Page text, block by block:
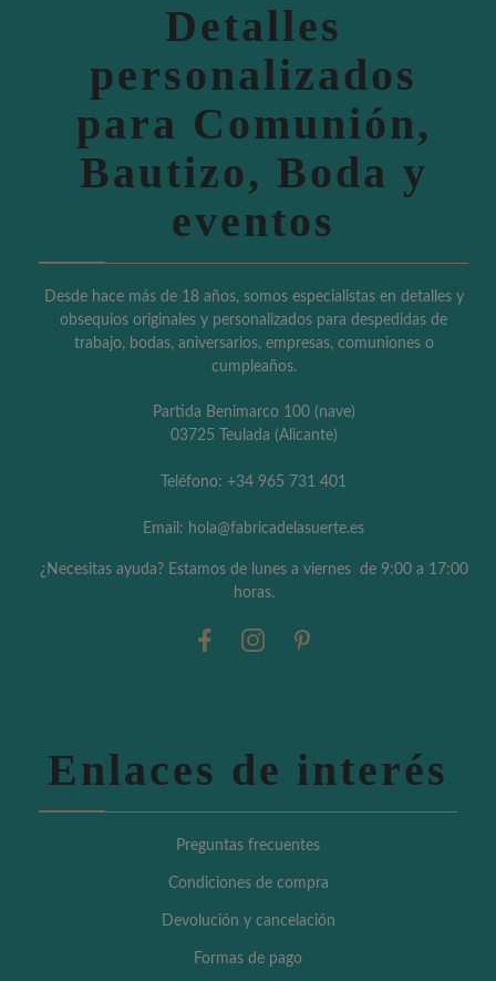
Detalles
personalizados
para Comunión,
Bautizo, Boda y
eventos
Desde hace más de 18 años, somos especialistas en detalles y
obsequios originales y personalizados para despedidas de
trabajo, bodas, aniversarios, empresas, comuniones o
cumpleaños.
Partida Benimarco 100 (nave)
03725 Teulada (Alicante)
Teléfono: +34 965 731 401
Email: hola@fabricadelasuerte.es
¿Necesitas ayuda? Estamos de lunes a viernes de 9:00 a 17:00
horas.
Enlaces de interés
Preguntas frecuentes
Condiciones de compra
Devolución y cancelación
Formas de pago